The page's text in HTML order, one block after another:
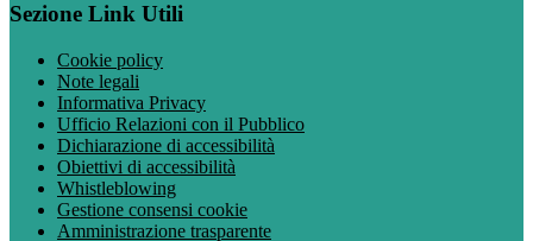
Sezione Link Utili
Cookie policy
Note legali
Informativa Privacy
Ufficio Relazioni con il Pubblico
Dichiarazione di accessibilità
Obiettivi di accessibilità
Whistleblowing
Gestione consensi cookie
Amministrazione trasparente